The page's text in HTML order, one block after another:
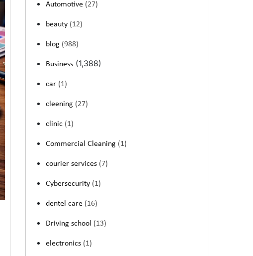
Automotive (27)
beauty (12)
blog (988)
Business (1,388)
car (1)
cleening (27)
clinic (1)
Commercial Cleaning (1)
courier services (7)
Cybersecurity (1)
dentel care (16)
Driving school (13)
electronics (1)